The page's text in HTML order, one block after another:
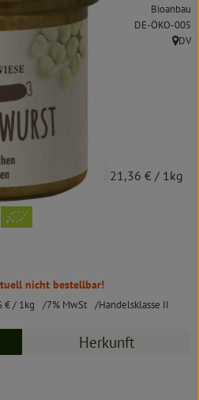
2,99 € / 140 g 21,36 € / 1kg
Bioanbau
, Kontrollstelle:
DE-ÖKO-005
,DV
nicht bestellbar!
€/ 1kg 7% MwSt Handelsklasse II
Herkunft